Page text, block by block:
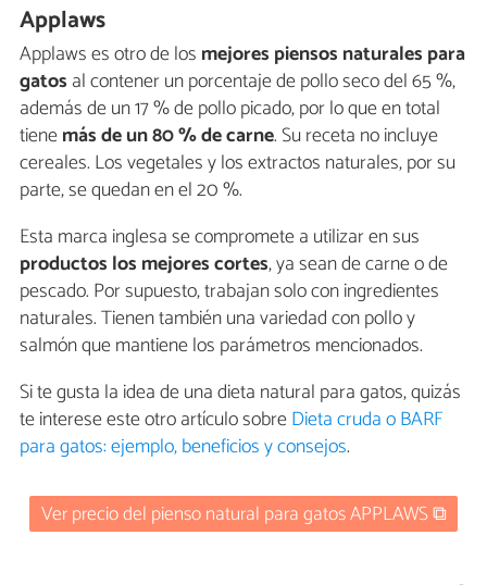
Applaws
Applaws es otro de los mejores piensos naturales para
gatos al contener un porcentaje de pollo seco del 65 %,
además de un 17 % de pollo picado, por lo que en total
tienemás de un 80 % de carne. Su receta no incluye
cereales. Los vegetales y los extractos naturales, por su
parte, se quedan en el 20 %.
Esta marca inglesa se compromete a utilizar en sus
productos los mejores cortes, ya sean de carne o de
pescado. Por supuesto, trabajan solo con ingredientes
naturales. Tienen también una variedad con pollo y
salmón que mantiene los parámetros mencionados.
Si te gusta la idea de una dieta natural para gatos, quizás
te interese este otro artículo sobreDieta cruda o BARF
para gatos: ejemplo, beneficios y consejos.
Ver precio del pienso natural para gatos APPLAWS ⧉